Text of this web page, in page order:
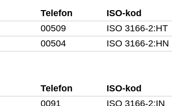
Telefon
ISO-kod
00509
ISO 3166-2:HT
00504
ISO 3166-2:HN
Telefon
ISO-kod
0091
ISO 3166-2:IN